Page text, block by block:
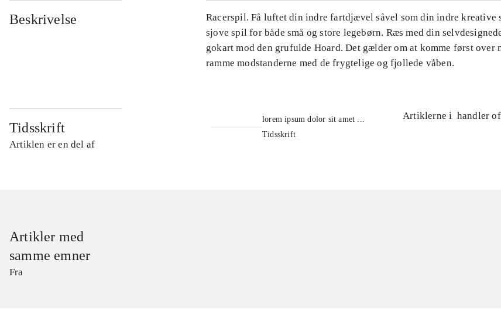
Beskrivelse
Racerspil. Få luftet din indre fartdjævel såvel som din indre kreative
sjove spil for både små og store legebørn. Ræs med din
gokart mod den grufulde Hoard. Det gælder om at komme først over
ramme modstanderne med de frygtelige og fjollede våben.
Tidsskrift
Artiklen er en del af
lorem ipsum dolor sit amet ...
Tidsskrift
Artiklerne i handler
Artikler med
samme emner
Fra